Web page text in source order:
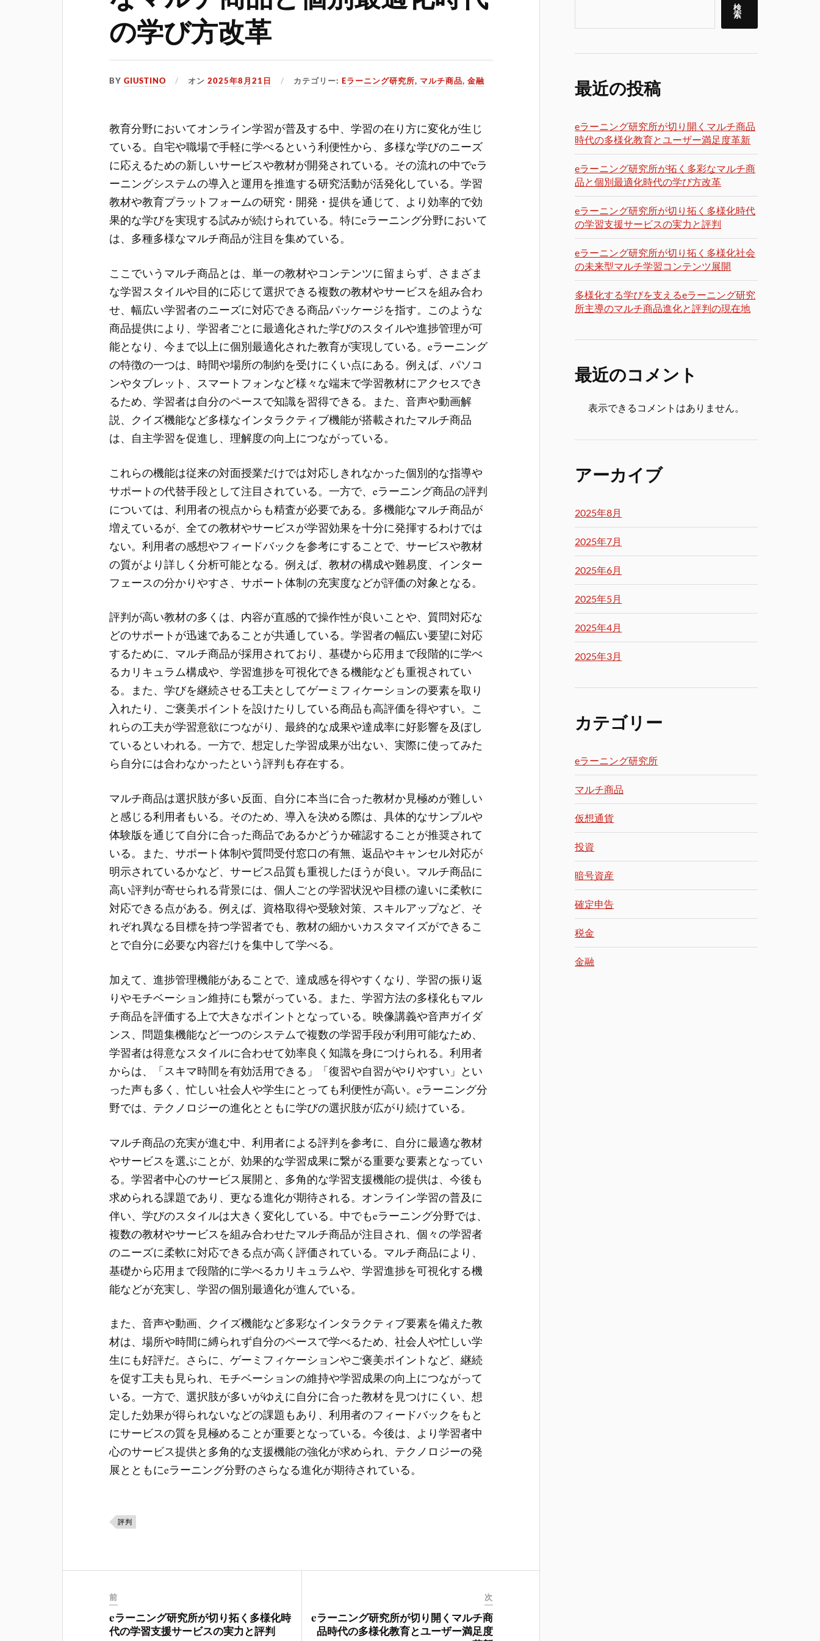
の学び方改革
BYGIUSTINO オン2025年8月21日 カテゴリー:Eラーニング研究所, マルチ商品,金融
教育分野においてオンライン学習が普及する中、学習の在り方に変化が生じ
ている。 自宅や職場で手軽に学べるという利便性から、多様な学びのニーズ
に応えるための新しいサービスや教材が開発されている。その流れの中でeラ
ーニングシステムの導入と運用を推進する研究活動が活発化している。学習
教材や教育プラットフォームの研究・開発・提供を通じて、より効率的で効
果的な学びを実現する試みが続けられている。特にeラーニング分野において
は、多種多様なマルチ商品が注目を集めている。
ここでいうマルチ商品とは、単一の教材やコンテンツに留まらず、さまざま
な学習スタイルや目的に応じて選択できる複数の教材やサービスを組み合わ
せ、幅広い学習者のニーズに対応できる商品パッケージを指す。このような
商品提供により、学習者ごとに最適化された学びのスタイルや進捗管理が可
能となり、今まで以上に個別最適化された教育が実現している。eラーニング
の特徴の一つは、時間や場所の制約を受けにくい点にある。例えば、パソコ
ンやタブレット、スマートフォンなど様々な端末で学習教材にアクセスでき
るため、学習者は自分のペースで知識を習得できる。また、音声や動画解
説、クイズ機能など多様なインタラクティブ機能が搭載されたマルチ商品
は、自主学習を促進し、理解度の向上につながっている。
これらの機能は従来の対面授業だけでは対応しきれなかった個別的な指導や
サポートの代替手段として注目されている。一方で、eラーニング商品の評判
については、利用者の視点からも精査が必要である。多機能なマルチ商品が
増えているが、全ての教材やサービスが学習効果を十分に発揮するわけでは
ない。利用者の感想やフィードバックを参考にすることで、サービスや教材
の質がより詳しく分析可能となる。例えば、教材の構成や難易度、インター
フェースの分かりやすさ、サポート体制の充実度などが評価の対象となる。
評判が高い教材の多くは、内容が直感的で操作性が良いことや、質問対応な
どのサポートが迅速であることが共通している。学習者の幅広い要望に対応
するために、マルチ商品が採用されており、基礎から応用まで段階的に学べ
るカリキュラム構成や、学習進捗を可視化できる機能なども重視されてい
る。また、学びを継続させる工夫としてゲーミフィケーションの要素を取り
入れたり、ご褒美ポイントを設けたりしている商品も高評価を得やすい。こ
れらの工夫が学習意欲につながり、最終的な成果や達成率に好影響を及ぼし
ているといわれる。一方で、想定した学習成果が出ない、実際に使ってみた
ら自分には合わなかったという評判も存在する。
マルチ商品は選択肢が多い反面、自分に本当に合った教材か見極めが難しい
と感じる利用者もいる。そのため、導入を決める際は、具体的なサンプルや
体験版を通じて自分に合った商品であるかどうか確認することが推奨されて
いる。また、サポート体制や質問受付窓口の有無、返品やキャンセル対応が
明示されているかなど、サービス品質も重視したほうが良い。マルチ商品に
高い評判が寄せられる背景には、個人ごとの学習状況や目標の違いに柔軟に
対応できる点がある。例えば、資格取得や受験対策、スキルアップなど、そ
れぞれ異なる目標を持つ学習者でも、教材の細かいカスタマイズができるこ
とで自分に必要な内容だけを集中して学べる。
加えて、進捗管理機能があることで、達成感を得やすくなり、学習の振り返
りやモチベーション維持にも繋がっている。また、学習方法の多様化もマル
チ商品を評価する上で大きなポイントとなっている。映像講義や音声ガイダ
ンス、問題集機能など一つのシステムで複数の学習手段が利用可能なため、
学習者は得意なスタイルに合わせて効率良く知識を身につけられる。利用者
からは、「スキマ時間を有効活用できる」「復習や自習がやりやすい」とい
った声も多く、忙しい社会人や学生にとっても利便性が高い。eラーニング分
野では、テクノロジーの進化とともに学びの選択肢が広がり続けている。
マルチ商品の充実が進む中、利用者による評判を参考に、自分に最適な教材
やサービスを選ぶことが、効果的な学習成果に繋がる重要な要素となってい
る。学習者中心のサービス展開と、多角的な学習支援機能の提供は、今後も
求められる課題であり、更なる進化が期待される。オンライン学習の普及に
伴い、学びのスタイルは大きく変化している。中でもeラーニング分野では、
複数の教材やサービスを組み合わせたマルチ商品が注目され、個々の学習者
のニーズに柔軟に対応できる点が高く評価されている。マルチ商品により、
基礎から応用まで段階的に学べるカリキュラムや、学習進捗を可視化する機
能などが充実し、学習の個別最適化が進んでいる。
また、音声や動画、クイズ機能など多彩なインタラクティブ要素を備えた教
材は、場所や時間に縛られず自分のペースで学べるため、社会人や忙しい学
生にも好評だ。さらに、ゲーミフィケーションやご褒美ポイントなど、継続
を促す工夫も見られ、モチベーションの維持や学習成果の向上につながって
いる。一方で、選択肢が多いがゆえに自分に合った教材を見つけにくい、想
定した効果が得られないなどの課題もあり、利用者のフィードバックをもと
にサービスの質を見極めることが重要となっている。今後は、より学習者中
心のサービス提供と多角的な支援機能の強化が求められ、テクノロジーの発
展とともにeラーニング分野のさらなる進化が期待されている。
評判
前
eラーニング研究所が切り拓く多様化時
代の学習支援サービスの実力と評判
次
eラーニング研究所が切り開くマルチ商
品時代の多様化教育とユーザー満足度
検
索
最近の投稿
eラーニング研究所が切り開くマルチ商品
時代の多様化教育とユーザー満足度革新
eラーニング研究所が拓く多彩なマルチ商
品と個別最適化時代の学び方改革
eラーニング研究所が切り拓く多様化時代
の学習支援サービスの実力と評判
eラーニング研究所が切り拓く多様化社会
の未来型マルチ学習コンテンツ展開
多様化する学びを支えるeラーニング研究
所主導のマルチ商品進化と評判の現在地
最近のコメント
表示できるコメントはありません。
アーカイブ
2025年8月
2025年7月
2025年6月
2025年5月
2025年4月
2025年3月
カテゴリー
eラーニング研究所
マルチ商品
仮想通貨
投資
暗号資産
確定申告
税金
金融